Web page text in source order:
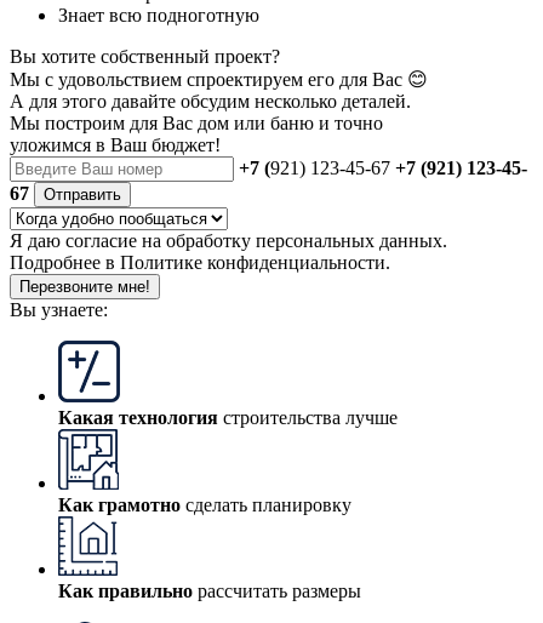
Знает всю подноготную
Вы хотите собственный проект?
Мы с удовольствием спроектируем его для Вас 😊
А для этого давайте обсудим несколько деталей.
Мы построим для Вас дом или баню и точно
уложимся в Ваш бюджет!
+7 (921) 123-45-67 +7 (921) 123-45-
67
Отправить
Я даю согласие на обработку персональных данных.
Подробнее в Политике конфиденциальности.
Перезвоните мне!
Вы узнаете:
Какая технология строительства лучше
Как грамотно сделать планировку
Как правильно рассчитать размеры